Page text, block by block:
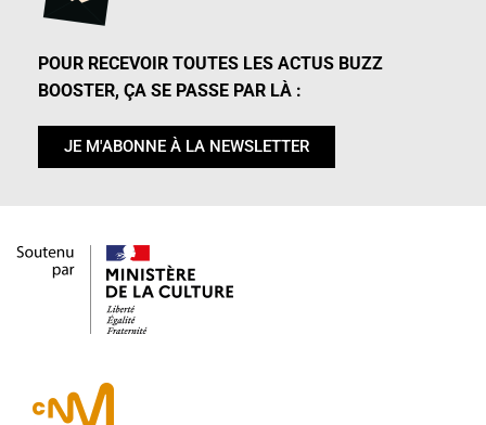
POUR RECEVOIR TOUTES LES ACTUS BUZZ
BOOSTER, ÇA SE PASSE PAR LÀ :
JE M'ABONNE À LA NEWSLETTER